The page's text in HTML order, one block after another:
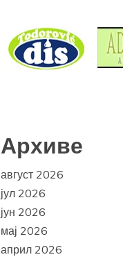
Архиве
август 2026
јул 2026
јун 2026
мај 2026
април 2026